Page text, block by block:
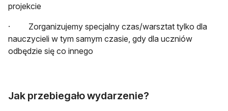
projekcie
· Zorganizujemy specjalny czas/warsztat tylko dla
nauczycieli w tym samym czasie, gdy dla uczniów
odbędzie się co innego
Jak przebiegało wydarzenie?